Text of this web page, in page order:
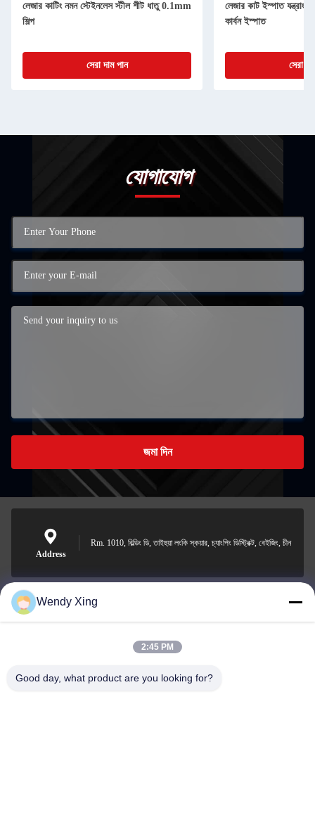
লেজার কাটিং নমন স্টেইনলেস স্টীল শীট ধাতু 0.1mm
শিল্প
সেরা দাম পান
লেজার কাট ইস্পাত যন্ত্রাংশ
কার্বন ইস্পাত
সেরা
যোগাযোগ
জমা দিন
Address
Rm. 1010, বিল্ডিং ডি, তাইহুয়া লংকি স্কয়ার, চ্যাংপিং ডিস্ট্রিক্ট, বেইজিং, চীন
jesingd@vip.sina.com
Wendy Xing
2:45 PM
Good day, what product are you looking for?